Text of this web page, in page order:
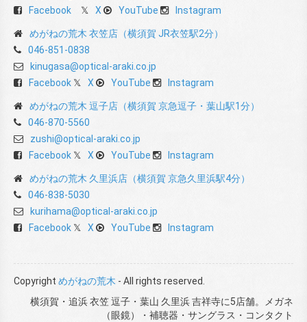
Facebook
X YouTube Instagram
めがねの荒木 衣笠店（横須賀 JR衣笠駅2分）
046-851-0838
kinugasa@optical-araki.co.jp
Facebook
X YouTube Instagram
めがねの荒木 逗子店（横須賀 京急逗子・葉山駅1分）
046-870-5560
zushi@optical-araki.co.jp
Facebook
X YouTube Instagram
めがねの荒木 久里浜店（横須賀 京急久里浜駅4分）
046-838-5030
kurihama@optical-araki.co.jp
Facebook
X YouTube Instagram
Copyright めがねの荒木 - All rights reserved.
横須賀・追浜 衣笠 逗子・葉山 久里浜 吉祥寺に5店舗。メガネ
（眼鏡）・補聴器・サングラス・コンタクト